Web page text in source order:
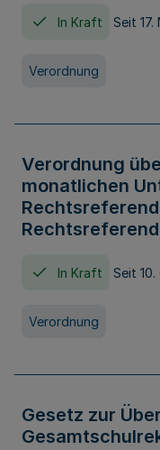
In Kraft Seit 17.
Verordnung
Verordnung
monatlichen
In Kraft Seit
Verordnung
Gesetz zur